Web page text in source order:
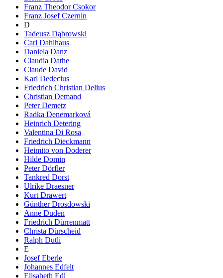
Franz Theodor Csokor
Franz Josef Czernin
D
Tadeusz Dąbrowski
Carl Dahlhaus
Daniela Danz
Claudia Dathe
Claude David
Karl Dedecius
Friedrich Christian Delius
Christian Demand
Peter Demetz
Radka Denemarková
Heinrich Detering
Valentina Di Rosa
Friedrich Dieckmann
Heimito von Doderer
Hilde Domin
Peter Dörfler
Tankred Dorst
Ulrike Draesner
Kurt Drawert
Günther Drosdowski
Anne Duden
Friedrich Dürrenmatt
Christa Dürscheid
Ralph Dutli
E
Josef Eberle
Johannes Edfelt
Elisabeth Edl